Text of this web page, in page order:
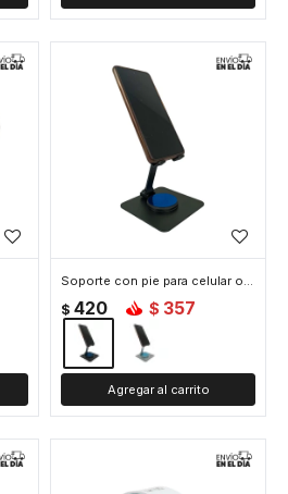
Soporte con pie para celular o tablet - Negro
$ 420 $ 357